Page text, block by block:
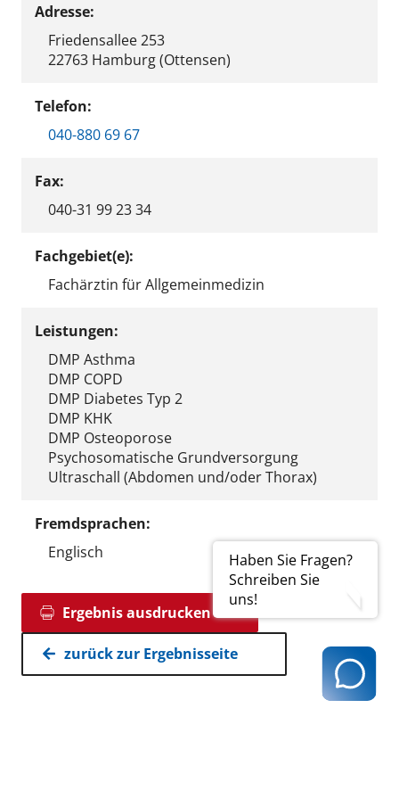
Haben Sie Fragen?
Schreiben Sie
uns!
Adresse:
Friedensallee 253
22763 Hamburg (Ottensen)
Telefon:
040-880 69 67
Fax:
040-31 99 23 34
Fachgebiet(e):
Fachärztin für Allgemeinmedizin
Leistungen:
DMP Asthma
DMP COPD
DMP Diabetes Typ 2
DMP KHK
DMP Osteoporose
Psychosomatische Grundversorgung
Ultraschall (Abdomen und/oder Thorax)
Fremdsprachen:
Englisch
Ergebnis ausdrucken
zurück zur Ergebnisseite